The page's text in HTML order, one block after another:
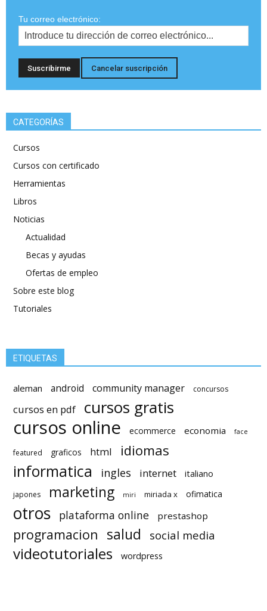
Tu correo electrónico:
CATEGORÍAS
Cursos
Cursos con certificado
Herramientas
Libros
Noticias
Actualidad
Becas y ayudas
Ofertas de empleo
Sobre este blog
Tutoriales
ETIQUETAS
aleman android community manager concursos
cursos en pdf cursos gratis
cursos online ecommerce economia face
featured graficos html idiomas
informatica ingles internet italiano
japones marketing miri miriada x ofimatica
otros plataforma online prestashop
programacion salud social media
videotutoriales wordpress